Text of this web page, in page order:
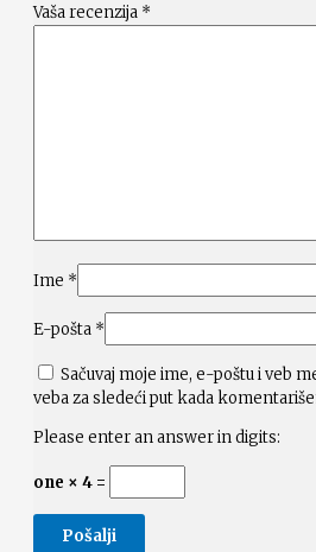
Vaša recenzija *
Ime *
E-pošta *
Sačuvaj moje ime, e-poštu i veb
veba za sledeći put kada
Please enter an answer in digits:
one × 4 =